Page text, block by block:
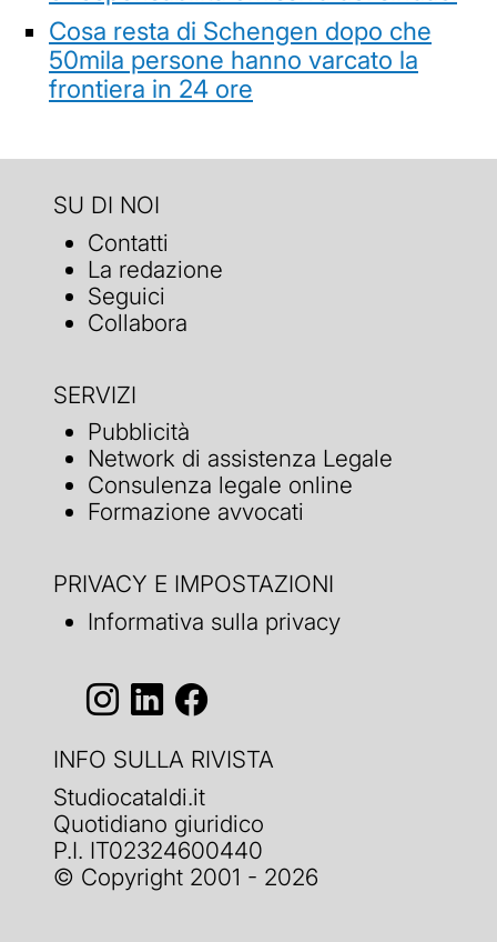
Cosa resta di Schengen dopo che
50mila persone hanno varcato la
frontiera in 24 ore
SU DI NOI
Contatti
La redazione
Seguici
Collabora
SERVIZI
Pubblicità
Network di assistenza Legale
Consulenza legale online
Formazione avvocati
PRIVACY E IMPOSTAZIONI
Informativa sulla privacy
INFO SULLA RIVISTA
Studiocataldi.it
Quotidiano giuridico
P.I. IT02324600440
© Copyright 2001 - 2026